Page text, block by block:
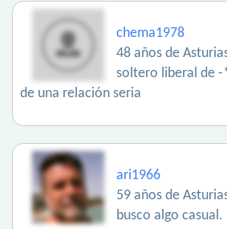
chema1978
48 años de
soltero liberal de -
de una relación seria
ari1966
59 años de
busco algo casual.